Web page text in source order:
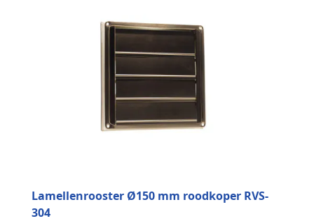
Lamellenrooster Ø150 mm roodkoper RVS-
304